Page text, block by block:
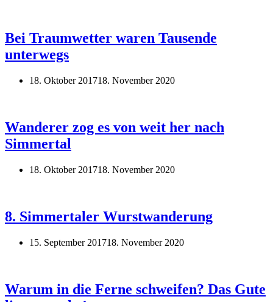
Bei Traumwetter waren Tausende
unterwegs
18. Oktober 201718. November 2020
Wanderer zog es von weit her nach
Simmertal
18. Oktober 201718. November 2020
8. Simmertaler Wurstwanderung
15. September 201718. November 2020
Warum in die Ferne schweifen? Das Gute